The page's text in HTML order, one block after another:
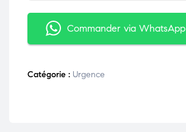
Commander via WhatsApp
Catégorie : Urgence